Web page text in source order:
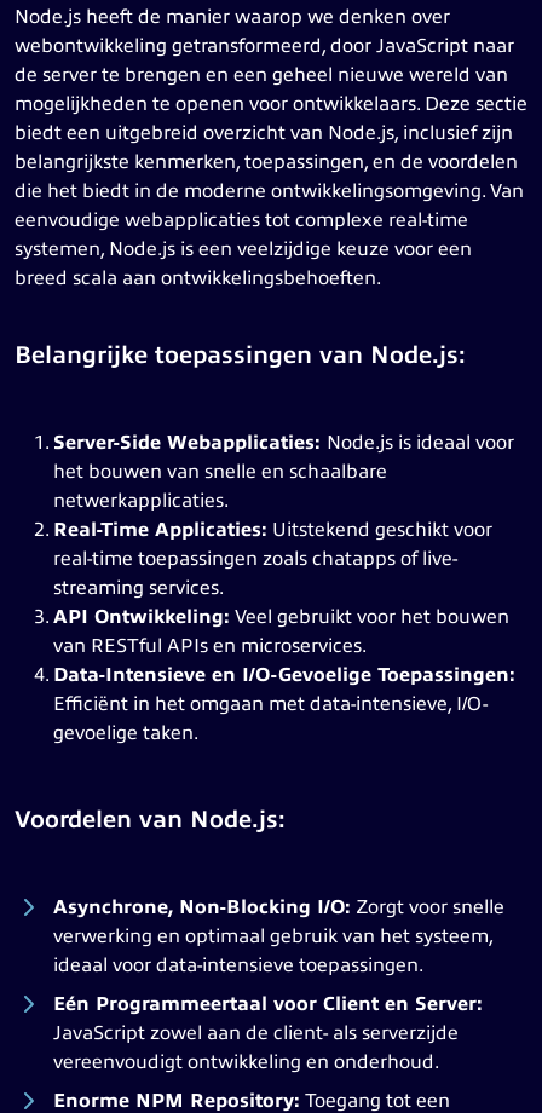
Node.js heeft de manier waarop we denken over
webontwikkeling getransformeerd, door JavaScript naar
de server te brengen en een geheel nieuwe wereld van
mogelijkheden te openen voor ontwikkelaars. Deze sectie
biedt een uitgebreid overzicht van Node.js, inclusief zijn
belangrijkste kenmerken, toepassingen, en de voordelen
die het biedt in de moderne ontwikkelingsomgeving. Van
eenvoudige webapplicaties tot complexe real-time
systemen, Node.js is een veelzijdige keuze voor een
breed scala aan ontwikkelingsbehoeften.
Belangrijke toepassingen van Node.js:
Server-Side Webapplicaties: Node.js is ideaal voor
het bouwen van snelle en schaalbare
netwerkapplicaties.
Real-Time Applicaties: Uitstekend geschikt voor
real-time toepassingen zoals chatapps of live-
streaming services.
API Ontwikkeling: Veel gebruikt voor het bouwen
van RESTful APIs en microservices.
Data-Intensieve en I/O-Gevoelige Toepassingen:
Efficiënt in het omgaan met data-intensieve, I/O-
gevoelige taken.
Voordelen van Node.js:
Asynchrone, Non-Blocking I/O: Zorgt voor snelle
verwerking en optimaal gebruik van het systeem,
ideaal voor data-intensieve toepassingen.
Eén Programmeertaal voor Client en Server:
JavaScript zowel aan de client- als serverzijde
vereenvoudigt ontwikkeling en onderhoud.
Enorme NPM Repository: Toegang tot een